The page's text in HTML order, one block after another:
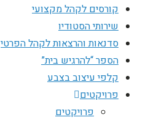
קורסים לקהל מקצועי
שירותי הסטודיו
סדנאות והרצאות לקהל הפרטי
הספר “להרגיש בית”
קלפי עיצוב בצבע
פרויקטים
פרויקטים